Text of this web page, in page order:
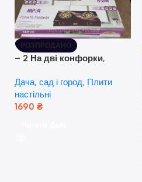
РОЗПРОДАНО
– 2 На дві конфорки,
розпалюванням.
Дача, сад і город, Плити
настільні
1690 ₴